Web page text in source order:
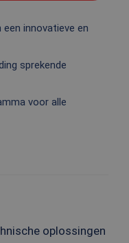
innovatieve en
sprekende
voor alle
oplossingen